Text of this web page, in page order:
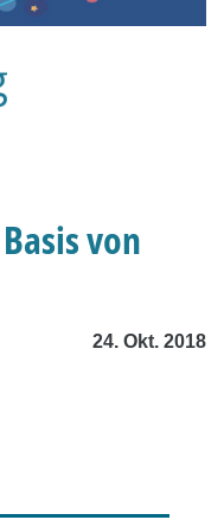
von
24. Okt. 2018